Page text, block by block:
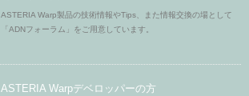
ASTERIA Warp製品の技術情報やTips、また情報交換の場として
「ADNフォーラム」をご用意しています。
ASTERIA Warpデベロッパーの方